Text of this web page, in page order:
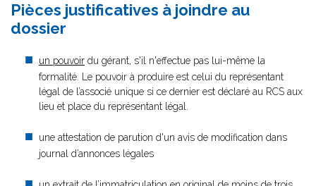
Pièces justificatives à joindre au
dossier
un pouvoir du gérant, s'il n'effectue pas lui-même la
formalité. Le pouvoir à produire est celui du représentant
légal de l’associé unique si ce dernier est déclaré au RCS aux
lieu et place du représentant légal.
une attestation de parution d'un avis de modification dans
journal d’annonces légales